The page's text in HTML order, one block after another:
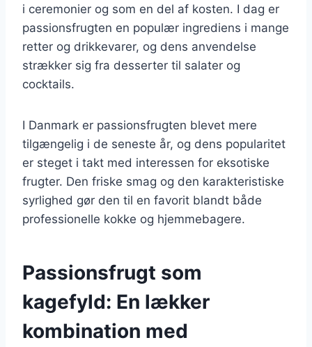
i ceremonier og som en del af kosten. I dag er
passionsfrugten en populær ingrediens i mange
retter og drikkevarer, og dens anvendelse
strækker sig fra desserter til salater og
cocktails.
I Danmark er passionsfrugten blevet mere
tilgængelig i de seneste år, og dens popularitet
er steget i takt med interessen for eksotiske
frugter. Den friske smag og den karakteristiske
syrlighed gør den til en favorit blandt både
professionelle kokke og hjemmebagere.
Passionsfrugt som
kagefyld: En lækker
kombination med